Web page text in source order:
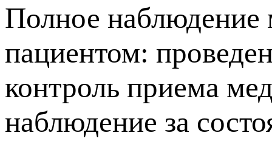
Полное наблюдение
пациентом:
контроль приема
наблюдение за